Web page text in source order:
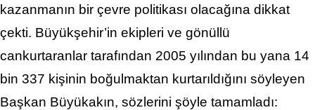
kazanmanın bir çevre politikası olacağına dikkat
çekti. Büyükşehir’in ekipleri ve gönüllü
cankurtaranlar tarafından 2005 yılından bu yana 14
bin 337 kişinin boğulmaktan kurtarıldığını söyleyen
Başkan Büyükakın, sözlerini şöyle tamamladı: